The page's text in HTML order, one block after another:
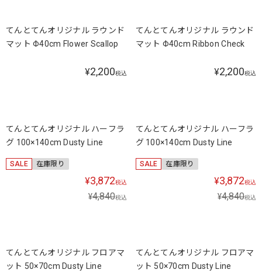
てんとてんオリジナル ラウンド
マット Φ40cm Flower Scallop
¥2,200税込
てんとてんオリジナル ラウンド
マット Φ40cm Ribbon Check
¥2,200税込
てんとてんオリジナル ハーフラ
グ 100×140cm Dusty Line
SALE 在庫限り
¥3,872税込
¥4,840税込
てんとてんオリジナル ハーフラ
グ 100×140cm Dusty Line
SALE 在庫限り
¥3,872税込
¥4,840税込
てんとてんオリジナル フロアマ
ット 50×70cm Dusty Line
てんとてんオリジナル フロアマ
ット 50×70cm Dusty Line